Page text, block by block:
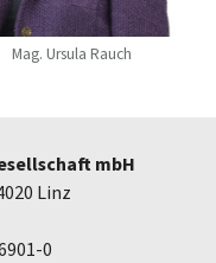
Mag. Ursula Rauch
mbH
Linz
0